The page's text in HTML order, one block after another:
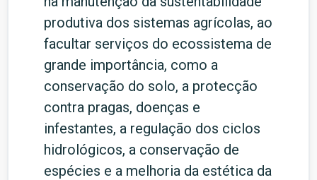
produtiva dos sistemas agrícolas, ao
facultar serviços do ecossistema de
grande importância, como a
conservação do solo, a protecção
contra pragas, doenças e
infestantes, a regulação dos ciclos
hidrológicos, a conservação de
espécies e a melhoria da estética da